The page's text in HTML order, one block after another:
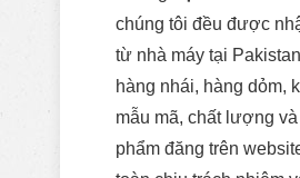
chúng tôi đều được
từ nhà máy tại
hàng nhái, hàng dỏm,
mẫu mã, chất lượng
phẩm đăng trên